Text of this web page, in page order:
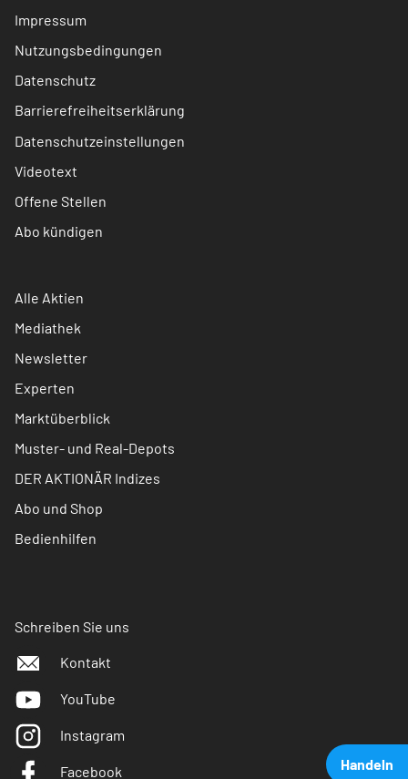
Handeln
Impressum
Nutzungsbedingungen
Datenschutz
Barrierefreiheitserklärung
Datenschutzeinstellungen
Videotext
Offene Stellen
Abo kündigen
Alle Aktien
Mediathek
Newsletter
Experten
Marktüberblick
Muster- und Real-Depots
DER AKTIONÄR Indizes
Abo und Shop
Bedienhilfen
Schreiben Sie uns
Kontakt
YouTube
Instagram
Facebook